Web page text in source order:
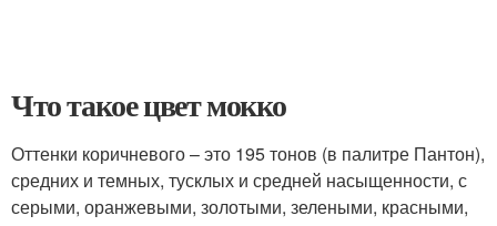
Что такое цвет мокко
Оттенки коричневого – это 195 тонов (в палитре Пантон),
средних и темных, тусклых и средней насыщенности, с
серыми, оранжевыми, золотыми, зелеными, красными,